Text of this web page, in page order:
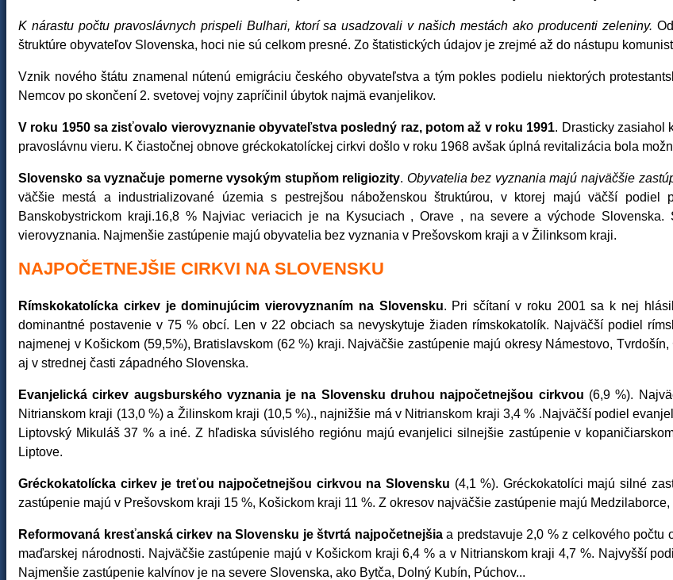
K nárastu počtu pravoslávnych prispeli Bulhari, ktorí sa usadzovali v našich mestách ako producenti zeleniny.
štruktúre obyvateľov Slovenska, hoci nie sú celkom presné. Zo štatistických údajov je zrejmé až do nástupu
Vznik nového štátu znamenal nútenú emigráciu českého obyvateľstva a tým pokles podielu niektorých
Nemcov po skončení 2. svetovej vojny zapríčinil úbytok najmä evanjelikov.
V roku 1950 sa zisťovalo vierovyznanie obyvateľstva posledný raz, potom až v roku 1991. Drasticky zasiahol
pravoslávnu vieru. K čiastočnej obnove gréckokatolíckej cirkvi došlo v roku 1968 avšak úplná revitalizácia bola
Slovensko sa vyznačuje pomerne vysokým stupňom religiozity. Obyvatelia bez vyznania majú najväčšie
väčšie mestá a industrializované územia s pestrejšou náboženskou štruktúrou, v ktorej majú väčší
Banskobystrickom kraji.16,8 % Najviac veriacich je na Kysuciach , Orave , na severe a východe
vierovyznania. Najmenšie zastúpenie majú obyvatelia bez vyznania v Prešovskom kraji a v Žilinksom kraji.
NAJPOČETNEJŠIE CIRKVI NA SLOVENSKU
Rímskokatolícka cirkev je dominujúcim vierovyznaním na Slovensku. Pri sčítaní v roku 2001 sa k nej
dominantné postavenie v 75 % obcí. Len v 22 obciach sa nevyskytuje žiaden rímskokatolík. Najväčší podiel
najmenej v Košickom (59,5%), Bratislavskom (62 %) kraji. Najväčšie zastúpenie majú okresy Námestovo,
aj v strednej časti západného Slovenska.
Evanjelická cirkev augsburského vyznania je na Slovensku druhou najpočetnejšou cirkvou (6,9 %).
Nitrianskom kraji (13,0 %) a Žilinskom kraji (10,5 %)., najnižšie má v Nitrianskom kraji 3,4 % .Najväčší podiel
Liptovský Mikuláš 37 % a iné. Z hľadiska súvislého regiónu majú evanjelici silnejšie zastúpenie v
Liptove.
Gréckokatolícka cirkev je treťou najpočetnejšou cirkvou na Slovensku (4,1 %). Gréckokatolíci majú silné
zastúpenie majú v Prešovskom kraji 15 %, Košickom kraji 11 %. Z okresov najväčšie zastúpenie majú
Reformovaná kresťanská cirkev na Slovensku je štvrtá najpočetnejšiaa predstavuje 2,0 % z celkového počtu
maďarskej národnosti. Najväčšie zastúpenie majú v Košickom kraji 6,4 % a v Nitrianskom kraji 4,7 %. Najvyšší
Najmenšie zastúpenie kalvínov je na severe Slovenska, ako Bytča, Dolný Kubín, Púchov...